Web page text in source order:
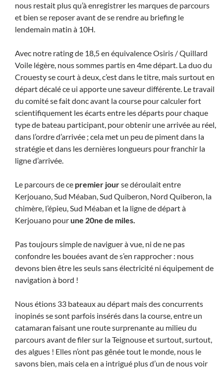
nous restait plus qu’à enregistrer les marques de parcours
et bien se reposer avant de se rendre au briefing le
lendemain matin à 10H.
Avec notre rating de 18,5 en équivalence Osiris / Quillard
Voile légère, nous sommes partis en 4me départ. La duo du
Crouesty se court à deux, c’est dans le titre, mais surtout en
départ décalé ce ui apporte une saveur différente. Le travail
du comité se fait donc avant la course pour calculer fort
scientifiquement les écarts entre les départs pour chaque
type de bateau participant, pour obtenir une arrivée au réel,
dans l’ordre d’arrivée ; cela met un peu de piment dans la
stratégie et dans les dernières longueurs pour franchir la
ligne d’arrivée.
Le parcours de ce premier jourse déroulait entre
Kerjouano, Sud Méaban, Sud Quiberon, Nord Quiberon, la
chimère, l’épieu, Sud Méaban et la ligne de départ à
Kerjouano pourune 20ne de miles.
Pas toujours simple de naviguer à vue, ni de ne pas
confondre les bouées avant de s’en rapprocher : nous
devons bien être les seuls sans électricité ni équipement de
navigation à bord !
Nous étions 33 bateaux au départ mais des concurrents
inopinés se sont parfois insérés dans la course, entre un
catamaran faisant une route surprenante au milieu du
parcours avant de filer sur la Teignouse et surtout, surtout,
des algues ! Elles n’ont pas gênée tout le monde, nous le
savons bien, mais cela en a intrigué plus d’un de nous voir